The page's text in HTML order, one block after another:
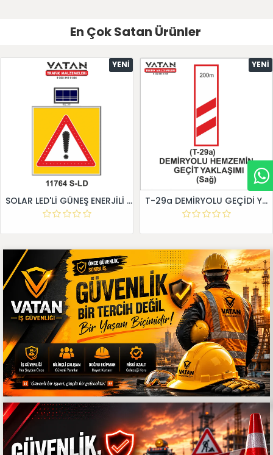
En Çok Satan Ürünler
YENI
SOLAR LED'Lİ GÜNEŞ ENERJİLİ LEVHA
YENI
T-29a DEMİRYOLU GEÇİDİ YAKLAŞIM LEVHALARI (Sağ)